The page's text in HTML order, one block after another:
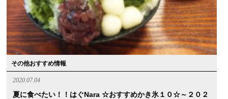
その他おすすめ情報
2020.07.04
夏に食べたい！！はぐnara ☆おすすめかき氷１０☆～２０２